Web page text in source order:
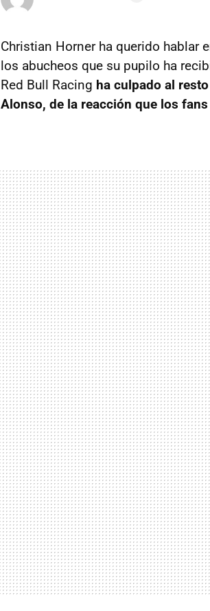
Christian Horner ha querido hablar
los abucheos que su pupilo ha
Red Bull Racing ha culpado al
Alonso, de la reacción que los